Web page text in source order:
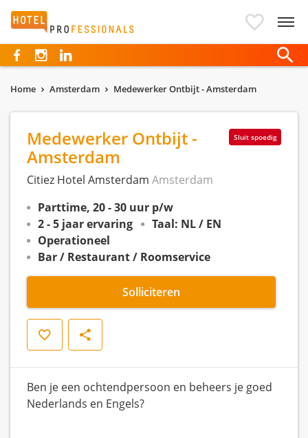
Hotelprofessionals
Home Amsterdam Medewerker Ontbijt - Amsterdam
Sluit spoedig
Medewerker Ontbijt -
Amsterdam
Citiez Hotel Amsterdam Amsterdam
Parttime, 20 - 30 uur p/w
2 - 5 jaar ervaring
Taal: NL / EN
Operationeel
Bar / Restaurant / Roomservice
Solliciteren
Opslaan Delen
Ben je een ochtendpersoon en beheers je goed
Nederlands en Engels?